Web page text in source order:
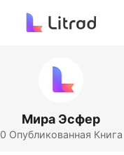
Мира Эсфер
0 Опубликованная Книга